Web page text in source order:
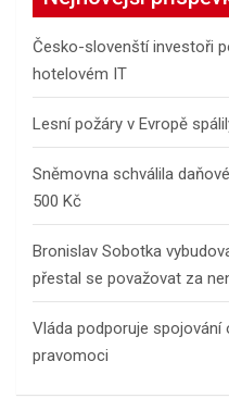
Česko-slovenští investoři
hotelovém IT
Lesní požáry v Evropě
Sněmovna schválila
500 Kč
Bronislav Sobotka
přestal se považovat za
Vláda podporuje spojování
pravomoci